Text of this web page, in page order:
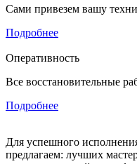
Сами привезем вашу
Подробнее
Оперативность
Все восстановительные
Подробнее
Для успешного
предлагаем: лучших